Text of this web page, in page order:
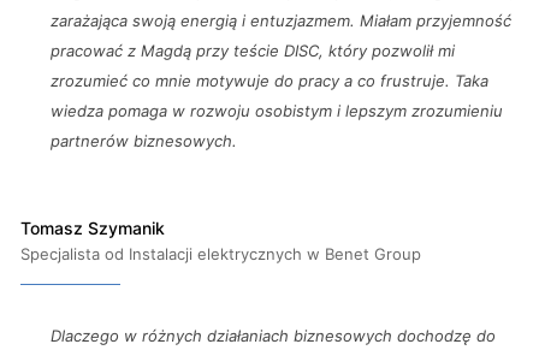
zarażająca swoją energią i entuzjazmem. Miałam przyjemność
pracować z Magdą przy teście DISC, który pozwolił mi
zrozumieć co mnie motywuje do pracy a co frustruje. Taka
wiedza pomaga w rozwoju osobistym i lepszym zrozumieniu
partnerów biznesowych.
Tomasz Szymanik
Specjalista od Instalacji elektrycznych w Benet Group
Dlaczego w różnych działaniach biznesowych dochodzę do